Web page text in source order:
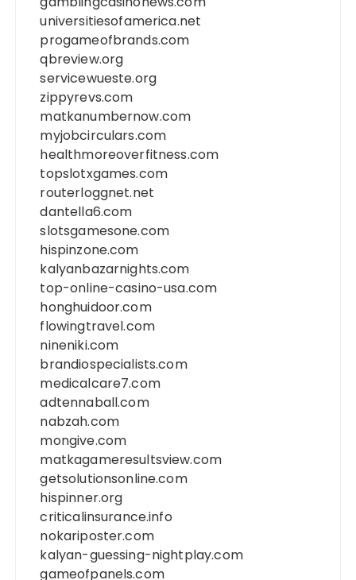
universitiesofamerica.net
progameofbrands.com
qbreview.org
servicewueste.org
zippyrevs.com
matkanumbernow.com
myjobcirculars.com
healthmoreoverfitness.com
topslotxgames.com
routerloggnet.net
dantella6.com
slotsgamesone.com
hispinzone.com
kalyanbazarnights.com
top-online-casino-usa.com
honghuidoor.com
flowingtravel.com
nineniki.com
brandiospecialists.com
medicalcare7.com
adtennaball.com
nabzah.com
mongive.com
matkagameresultsview.com
getsolutionsonline.com
hispinner.org
criticalinsurance.info
nokariposter.com
kalyan-guessing-nightplay.com
gameofpanels.com